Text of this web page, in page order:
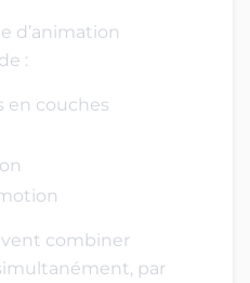
d’animation
:
en couches
combiner
par